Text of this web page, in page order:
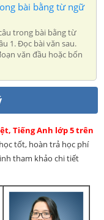
bài bằng từ ngữ
trong bài bằng từ
1. Đọc bài văn sau.
văn đầu hoặc bốn
Tiếng Anh lớp 5 trên
tốt, hoàn trả học phí
tham khảo chi tiết